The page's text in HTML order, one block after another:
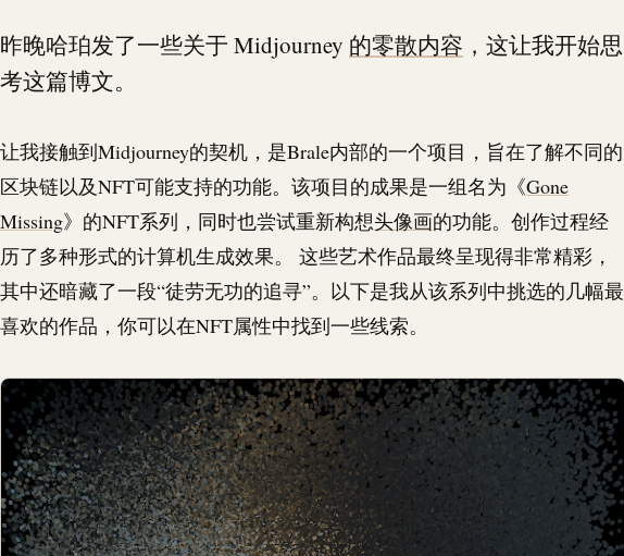
昨晚哈珀发了一些关于 Midjourney 的零散内容 ，这让我开始思
考这篇博文。
让我接触到Midjourney的契机，是Brale内部的一个项目，旨在了解不同的
区块链以及NFT可能支持的功能。该项目的成果是一组名为《Gone
Missing》的NFT系列，同时也尝试重新构想头像画的功能。创作过程经
历了多种形式的计算机生成效果。 这些艺术作品最终呈现得非常精彩，
其中还暗藏了一段“徒劳无功的追寻”。以下是我从该系列中挑选的几幅最
喜欢的作品，你可以在NFT属性中找到一些线索。